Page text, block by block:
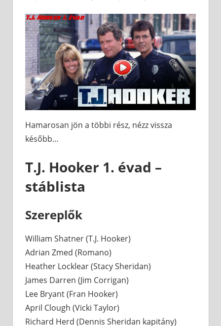
Hamarosan jön a többi rész, nézz vissza
később…
T.J. Hooker 1. évad –
stáblista
Szereplők
William Shatner (T.J. Hooker)
Adrian Zmed (Romano)
Heather Locklear (Stacy Sheridan)
James Darren (Jim Corrigan)
Lee Bryant (Fran Hooker)
April Clough (Vicki Taylor)
Richard Herd (Dennis Sheridan kapitány)